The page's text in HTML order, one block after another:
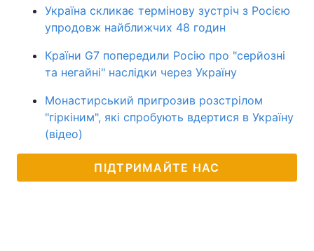
Україна скликає термінову зустріч з Росією
упродовж найближчих 48 годин
Країни G7 попередили Росію про "серйозні
та негайні" наслідки через Україну
Монастирський пригрозив розстрілом
"гіркіним", які спробують вдертися в Україну
(відео)
ПІДТРИМАЙТЕ НАС